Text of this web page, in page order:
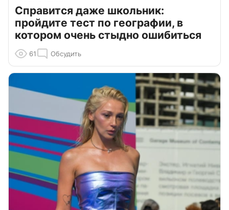
Справится даже школьник:
пройдите тест по географии, в
котором очень стыдно ошибиться
61 Обсудить